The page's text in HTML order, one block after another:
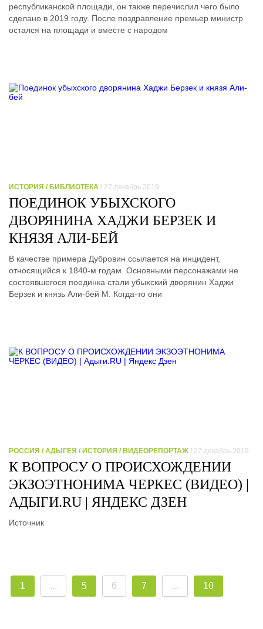
республиканской площади, он также перечислил чего было
сделано в 2019 году. После поздравление премьер министр
остался на площади и вместе с народом
ИСТОРИЯ / БИБЛИОТЕКА / 27 декабрь 2019
ПОЕДИНОК УБЫХСКОГО
ДВОРЯНИНА ХАДЖИ БЕРЗЕК И
КНЯЗЯ АЛИ-БЕЙ
В качестве примера Дубровин ссылается на инцидент,
относящийся к 1840-м годам. Основными персонажами не
состоявшегося поединка стали убыхский дворянин Хаджи
Берзек и князь Али-бей М. Когда-то они
РОССИЯ / АДЫГЕЯ / ИСТОРИЯ / ВИДЕОРЕПОРТАЖ / 27 декабрь 2019
К ВОПРОСУ О ПРОИСХОЖДЕНИИ
ЭКЗОЭТНОНИМА ЧЕРКЕC (ВИДЕО) |
АДЫГИ.RU | ЯНДЕКС ДЗЕН
Источник
1 ... 5 6 7 ... 10